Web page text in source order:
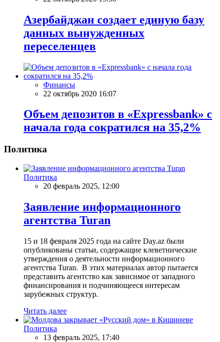
Азербайджан создает единую базу
данных вынужденных
переселенцев
Финансы
22 октябрь 2020 16:07
Объем депозитов в «Expressbank» с
начала года сократился на 35,2%
Политика
Политика
20 февраль 2025, 12:00
Заявление информационного
агентства Turan
15 и 18 февраля 2025 года на сайте Day.az были
опубликованы статьи, содержащие клеветнические
утверждения о деятельности информационного
агентства Turan. В этих материалах автор пытается
представить агентство как зависимое от западного
финансирования и подчиняющееся интересам
зарубежных структур.
Читать далее
Политика
13 февраль 2025, 17:40